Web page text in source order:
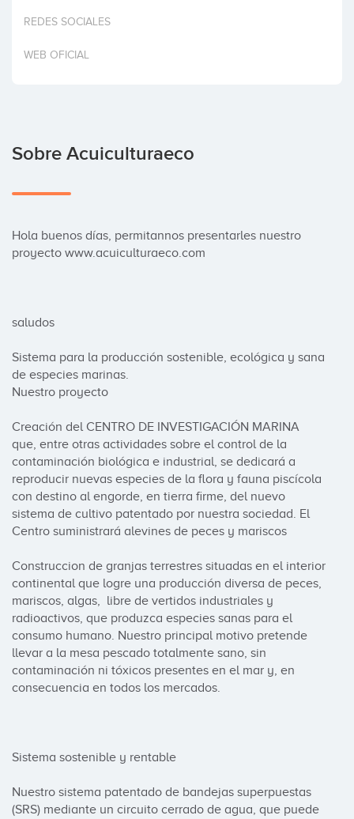
Invertir
REDES SOCIALES
WEB OFICIAL
Sobre Acuiculturaeco
Hola buenos días, permitannos presentarles nuestro
proyecto www.acuiculturaeco.com
saludos
Sistema para la producción sostenible, ecológica y sana
de especies marinas.
Nuestro proyecto
Creación del CENTRO DE INVESTIGACIÓN MARINA
que, entre otras actividades sobre el control de la
contaminación biológica e industrial, se dedicará a
reproducir nuevas especies de la flora y fauna piscícola
con destino al engorde, en tierra firme, del nuevo
sistema de cultivo patentado por nuestra sociedad. El
Centro suministrará alevines de peces y mariscos
Construccion de granjas terrestres situadas en el interior
continental que logre una producción diversa de peces,
mariscos, algas,  libre de vertidos industriales y
radioactivos, que produzca especies sanas para el
consumo humano. Nuestro principal motivo pretende
llevar a la mesa pescado totalmente sano, sin
contaminación ni tóxicos presentes en el mar y, en
consecuencia en todos los mercados.
Sistema sostenible y rentable
Nuestro sistema patentado de bandejas superpuestas
(SRS) mediante un circuito cerrado de agua, que puede